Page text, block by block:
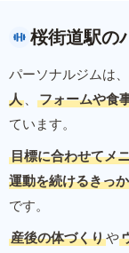
桜街道駅の
パーソナルジムは、
人 、 フォームや食
ています。
目標に合わせてメ
運動を続けるきっ
です。
産後の体づくりや